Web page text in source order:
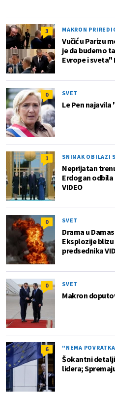
3 MAKRON
Vučić u Parizu
je da budemo
Evrope i sveta"
0 SVET
Le Pen
1 SNIMAK OBILAZI
Neprijatan
Erdogan
VIDEO
0 SVET
Drama u
Eksplozije
predsednika
0 SVET
Makron
6 "NEMA
Šokantni
lidera;